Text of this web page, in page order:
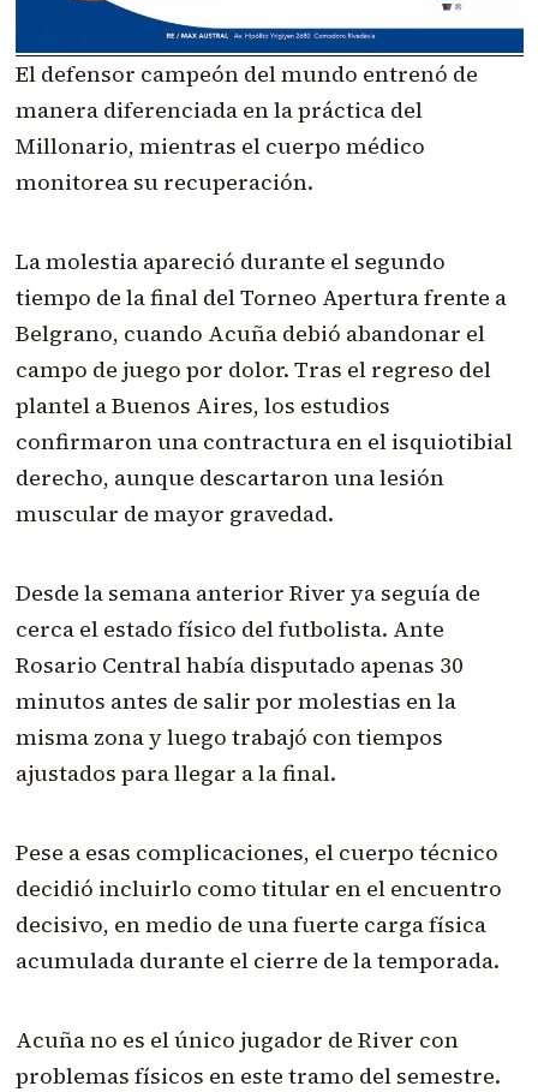
El defensor campeón del mundo entrenó de
manera diferenciada en la práctica del
Millonario, mientras el cuerpo médico
monitorea su recuperación.
La molestia apareció durante el segundo
tiempo de la final del Torneo Apertura frente a
Belgrano, cuando Acuña debió abandonar el
campo de juego por dolor. Tras el regreso del
plantel a Buenos Aires, los estudios
confirmaron una contractura en el isquiotibial
derecho, aunque descartaron una lesión
muscular de mayor gravedad.
Desde la semana anterior River ya seguía de
cerca el estado físico del futbolista. Ante
Rosario Central había disputado apenas 30
minutos antes de salir por molestias en la
misma zona y luego trabajó con tiempos
ajustados para llegar a la final.
Pese a esas complicaciones, el cuerpo técnico
decidió incluirlo como titular en el encuentro
decisivo, en medio de una fuerte carga física
acumulada durante el cierre de la temporada.
Acuña no es el único jugador de River con
problemas físicos en este tramo del semestre.